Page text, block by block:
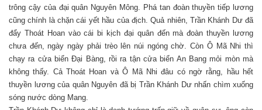
trông cậy của đại quân Nguyên Mông. Phá tan đoàn thuyền tiếp lương
cũng chính là chặn cái yết hầu của địch. Quả nhiên, Trần Khánh Dư đã
đẩy Thoát Hoan vào cái bi kịch đại quân đến mà đoàn thuyền lương
chưa đến, ngày ngày phải trèo lên núi ngóng chờ. Còn Ô Mã Nhi thì
chạy ra cửa biển Đại Bàng, rồi ra tận cửa biển An Bang mỏi mòn mà
không thấy. Cả Thoát Hoan và Ô Mã Nhi đâu có ngờ rằng, hầu hết
thuyền lương của quân Nguyên đã bị Trần Khánh Dư nhấn chìm xuống
sóng nước dòng Mang.